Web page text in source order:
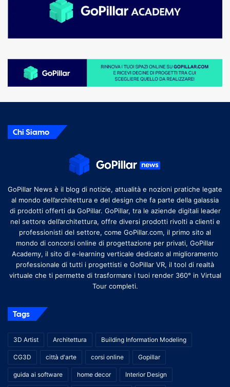
Chi Siamo
GoPillar News è il blog di notizie, attualità e nozioni pratiche legate
al mondo dell’architettura e del design che fa parte della galassia
di prodotti offerti da GoPillar. GoPillar, tra le aziende digitali leader
nel settore dell’architettura, offre diversi prodotti rivolti a clienti e
professionisti del settore, come GoPillar.com, il primo sito al
mondo di concorsi online di progettazione per privati, GoPillar
Academy, il sito di e-learning verticale dedicato al miglioramento
professionale di tutti i progettisti e GoPillar VR, il tool di realtà
virtuale che ti permette di trasformare i tuoi render 360° in Virtual
Tour completi.
Tags
3D Artist Architettura Building Information Modeling
CG3D città d'arte corsi online Gopillar
guida ai software home decor Interior Design